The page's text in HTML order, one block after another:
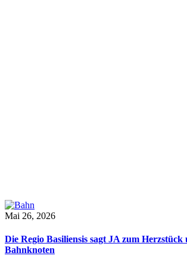
Mai 26, 2026
Die Regio Basiliensis sagt JA zum Herzstück
Bahnknoten